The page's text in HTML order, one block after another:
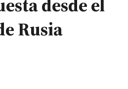
desde el
Rusia